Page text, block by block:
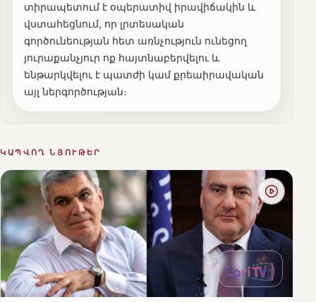
տիրապետում է օպերատիվ իրավիճակին և
վստահեցնում, որ լրտեսական
գործունեության հետ առնչություն ունեցող
յուրաքանչյուր ոք հայտնաբերվելու և
ենթարկվելու է պատժի կամ քրեաիրավական
այլ ներգործության։
ԿԱՊՎՈՂ ՆՅՈՒԹԵՐ